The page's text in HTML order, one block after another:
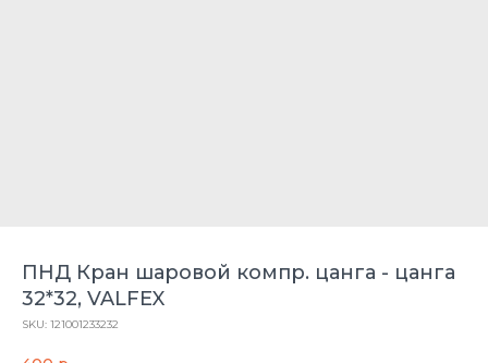
ПНД Кран шаровой компр. цанга - цанга
32*32, VALFEX
SKU: 121001233232